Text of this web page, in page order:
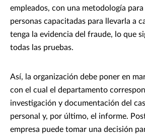
empleados, con una metodología
personas capacitadas para llevarla a
tenga la evidencia del fraude, lo que
todas las pruebas.
Así, la organización debe poner en
con el cual el departamento
investigación y documentación del
personal y, por último, el informe.
empresa puede tomar una decisión